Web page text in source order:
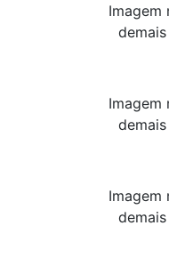
Imagem
Imagem
Imagem